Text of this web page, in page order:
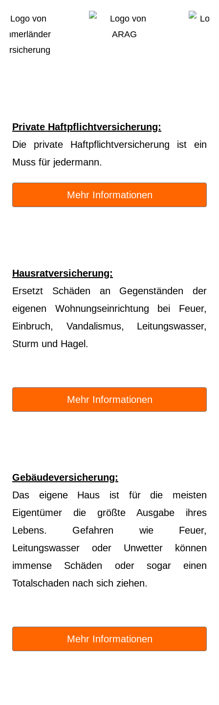
Private Haft­pflichtversicherung:
Die private Haft­pflichtversicherung ist ein
Muss für jedermann.
Mehr Informationen
Haus­rat­ver­si­che­rung:
Ersetzt Schäden an Gegenständen der
eigenen Wohnungseinrichtung bei Feuer,
Einbruch, Vandalismus, Leitungswasser,
Sturm und Hagel.
Mehr Informationen
Gebäudeversicherung:
Das eigene Haus ist für die meisten
Eigentümer die größte Ausgabe ihres
Lebens. Gefahren wie Feuer,
Leitungswasser oder Unwetter können
immense Schäden oder sogar einen
Totalschaden nach sich ziehen.
Mehr Informationen